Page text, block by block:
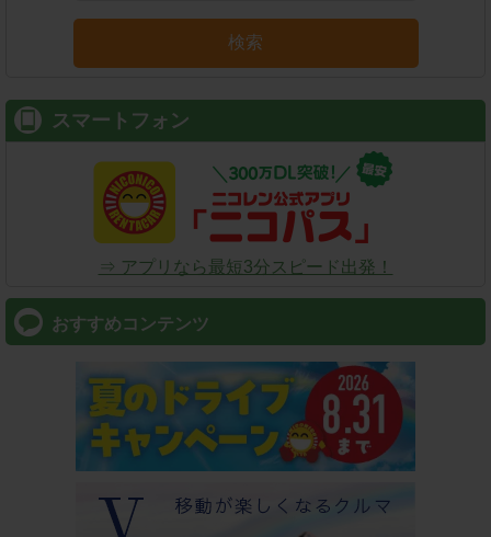
検索
スマートフォン
⇒ アプリなら最短3分スピード出発！
おすすめコンテンツ